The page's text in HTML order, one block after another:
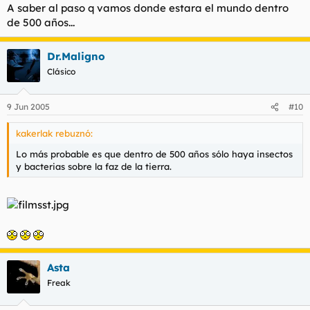
A saber al paso q vamos donde estara el mundo dentro
de 500 años...
Dr.Maligno
Clásico
9 Jun 2005 #10
kakerlak rebuznó:
Lo más probable es que dentro de 500 años sólo haya insectos
y bacterias sobre la faz de la tierra.
Asta
Freak